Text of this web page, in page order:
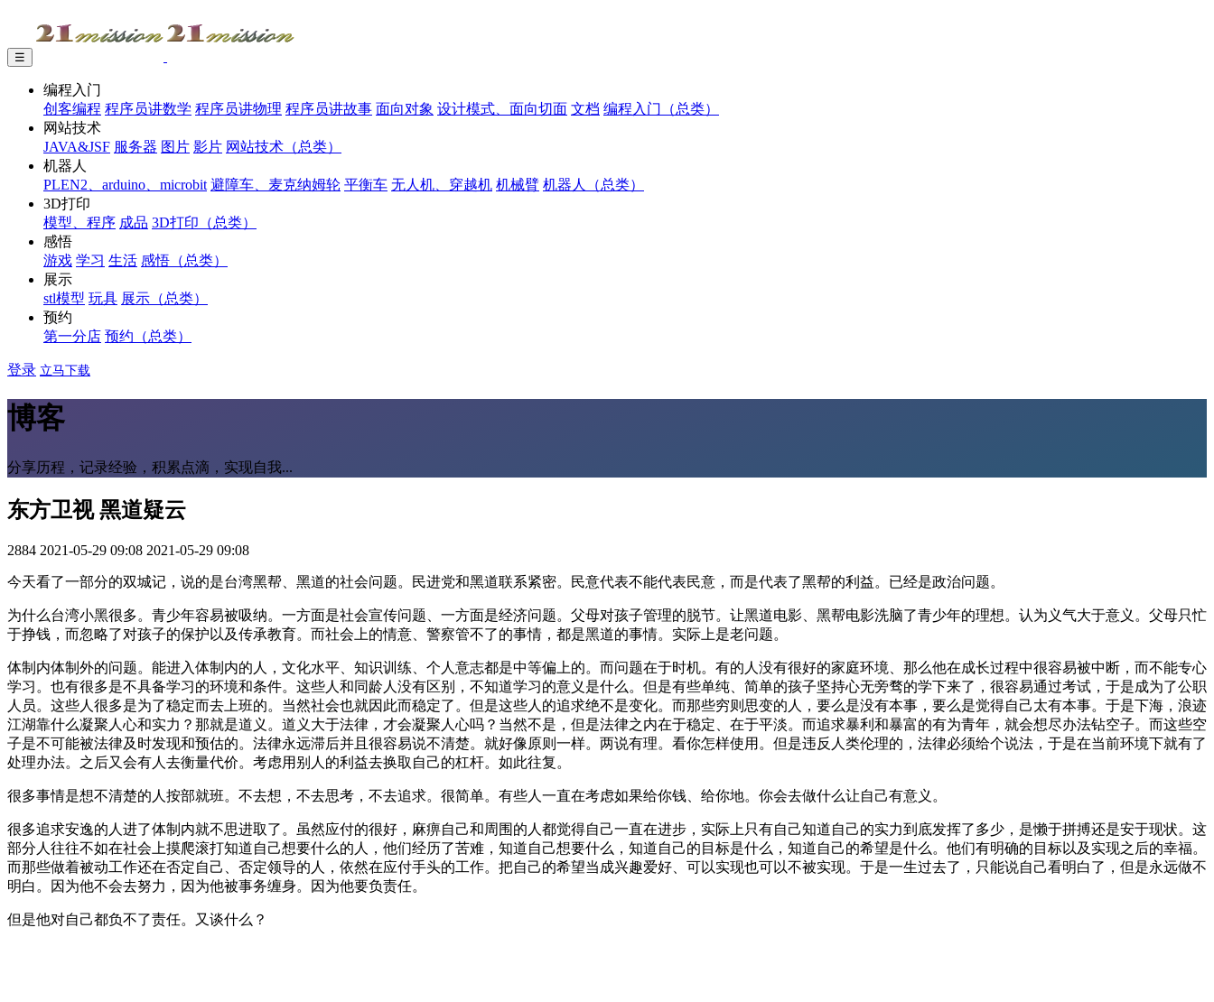
☰
编程入门
创客编程 程序员讲数学 程序员讲物理 程序员讲故事 面向对象 设计模式、面向切面 文档 编程入门（总类）
网站技术
JAVA&JSF 服务器 图片 影片 网站技术（总类）
机器人
PLEN2、arduino、microbit 避障车、麦克纳姆轮 平衡车 无人机、穿越机 机械臂 机器人（总类）
3D打印
模型、程序 成品 3D打印（总类）
感悟
游戏 学习 生活 感悟（总类）
展示
stl模型 玩具 展示（总类）
预约
第一分店 预约（总类）
登录 立马下载
博客
分享历程，记录经验，积累点滴，实现自我...
东方卫视 黑道疑云
2884 2021-05-29 09:08 2021-05-29 09:08
今天看了一部分的双城记，说的是台湾黑帮、黑道的社会问题。民进党和黑道联系紧密。民意代表不能代表民意，而是代表了黑帮的利益。已经是政治问题。
为什么台湾小黑很多。青少年容易被吸纳。一方面是社会宣传问题、一方面是经济问题。父母对孩子管理的脱节。让黑道电影、黑帮电影洗脑了青少年的理想。认为义气大于意义。父母只忙
于挣钱，而忽略了对孩子的保护以及传承教育。而社会上的情意、警察管不了的事情，都是黑道的事情。实际上是老问题。
体制内体制外的问题。能进入体制内的人，文化水平、知识训练、个人意志都是中等偏上的。而问题在于时机。有的人没有很好的家庭环境、那么他在成长过程中很容易被中断，而不能专心
学习。也有很多是不具备学习的环境和条件。这些人和同龄人没有区别，不知道学习的意义是什么。但是有些单纯、简单的孩子坚持心无旁骛的学下来了，很容易通过考试，于是成为了公职
人员。这些人很多是为了稳定而去上班的。当然社会也就因此而稳定了。但是这些人的追求绝不是变化。而那些穷则思变的人，要么是没有本事，要么是觉得自己太有本事。于是下海，浪迹
江湖靠什么凝聚人心和实力？那就是道义。道义大于法律，才会凝聚人心吗？当然不是，但是法律之内在于稳定、在于平淡。而追求暴利和暴富的有为青年，就会想尽办法钻空子。而这些空
子是不可能被法律及时发现和预估的。法律永远滞后并且很容易说不清楚。就好像原则一样。两说有理。看你怎样使用。但是违反人类伦理的，法律必须给个说法，于是在当前环境下就有了
处理办法。之后又会有人去衡量代价。考虑用别人的利益去换取自己的杠杆。如此往复。
很多事情是想不清楚的人按部就班。不去想，不去思考，不去追求。很简单。有些人一直在考虑如果给你钱、给你地。你会去做什么让自己有意义。
很多追求安逸的人进了体制内就不思进取了。虽然应付的很好，麻痹自己和周围的人都觉得自己一直在进步，实际上只有自己知道自己的实力到底发挥了多少，是懒于拼搏还是安于现状。这
部分人往往不如在社会上摸爬滚打知道自己想要什么的人，他们经历了苦难，知道自己想要什么，知道自己的目标是什么，知道自己的希望是什么。他们有明确的目标以及实现之后的幸福。
而那些做着被动工作还在否定自己、否定领导的人，依然在应付手头的工作。把自己的希望当成兴趣爱好、可以实现也可以不被实现。于是一生过去了，只能说自己看明白了，但是永远做不
明白。因为他不会去努力，因为他被事务缠身。因为他要负责任。
但是他对自己都负不了责任。又谈什么？